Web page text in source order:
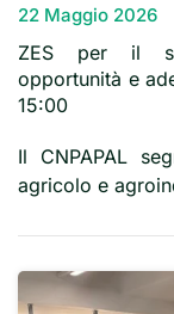
22 Maggio 2026
ZES per il
opportunità e
15:00
Il CNPAPAL
agricolo e